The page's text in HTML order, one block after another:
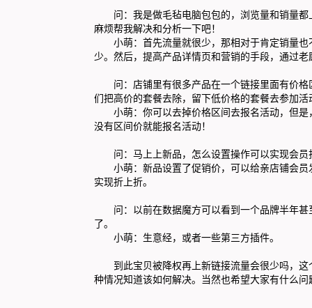
问：我是做毛毡电脑包包的，浏览量和销量都
麻烦帮我解决和分析一下吧！
小萌：首先流量就很少，那相对于肯定销量
少。然后，提高产品详情页和营销的手段，通过
问：店铺里有很多产品在一个链接里面有价格
们把高价的套餐去除，留下低价格的套餐去参加
小萌：你可以去掉价格区间去报名活动，但
没有区间价就能报名活动！
问：马上上新品，怎么设置操作可以实现会员
小萌：新品设置了促销价，可以给亲店铺会
实现折上折。
问：以前在数据魔方可以看到一个品牌半年甚
了。
小萌：生意经，或者一些第三方插件。
到此宝贝被降权再上新链接流量会很少吗，这
种情况知道该如何解决。当然也希望大家有什么